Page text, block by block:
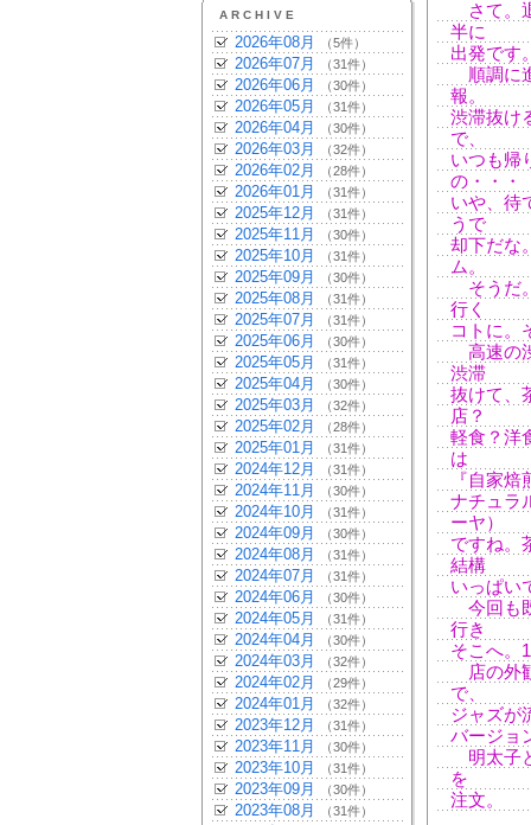
ARCHIVE
2026年08月 （5件）
2026年07月 （31件）
2026年06月 （30件）
2026年05月 （31件）
2026年04月 （30件）
2026年03月 （32件）
2026年02月 （28件）
2026年01月 （31件）
2025年12月 （31件）
2025年11月 （30件）
2025年10月 （31件）
2025年09月 （30件）
2025年08月 （31件）
2025年07月 （31件）
2025年06月 （30件）
2025年05月 （31件）
2025年04月 （30件）
2025年03月 （32件）
2025年02月 （28件）
2025年01月 （31件）
2024年12月 （31件）
2024年11月 （30件）
2024年10月 （31件）
2024年09月 （30件）
2024年08月 （31件）
2024年07月 （31件）
2024年06月 （30件）
2024年05月 （31件）
2024年04月 （30件）
2024年03月 （32件）
2024年02月 （29件）
2024年01月 （32件）
2023年12月 （31件）
2023年11月 （30件）
2023年10月 （31件）
2023年09月 （30件）
2023年08月 （31件）
さて。
半に
出発です
順調に
報。
渋滞抜け
で、
いつも帰
の・・・
いや、待
うで
却下だな
ム。
そうだ
行く
コトに。
高速の
渋滞
抜けて、
店？
軽食？洋
は
『自家
ナチュラ
ーヤ）
ですね。
結構
いっぱい
今回も
行き
そこへ。
店の外
で、
ジャズが
バージョ
明太子
を
注文。